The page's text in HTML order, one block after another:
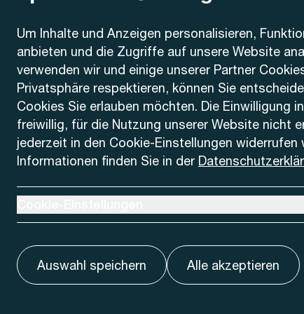
Um Inhalte und Anzeigen personalisieren,
anbieten und die Zugriffe auf unsere Website
verwenden wir und einige unserer Partner
Privatsphäre respektieren, können Sie
Cookies Sie erlauben möchten. Die Einwilligung
freiwillig, für die Nutzung unserer Website nicht
jederzeit in den Cookie-Einstellungen widerrufen
Informationen finden Sie in der
Auswahl speichern Alle akzeptieren
AREMO
Busbetrieb Solothurn Grenchen und Umgebung AG
Dornacherstrasse 48
4500 Solothurn
Telefon
+41 32 622 37 22
Kontaktformular